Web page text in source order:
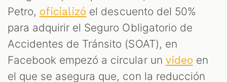
Petro, oficializó el descuento del 50%
para adquirir el Seguro Obligatorio de
Accidentes de Tránsito (SOAT), en
Facebook empezó a circular un video en
el que se asegura que, con la reducción